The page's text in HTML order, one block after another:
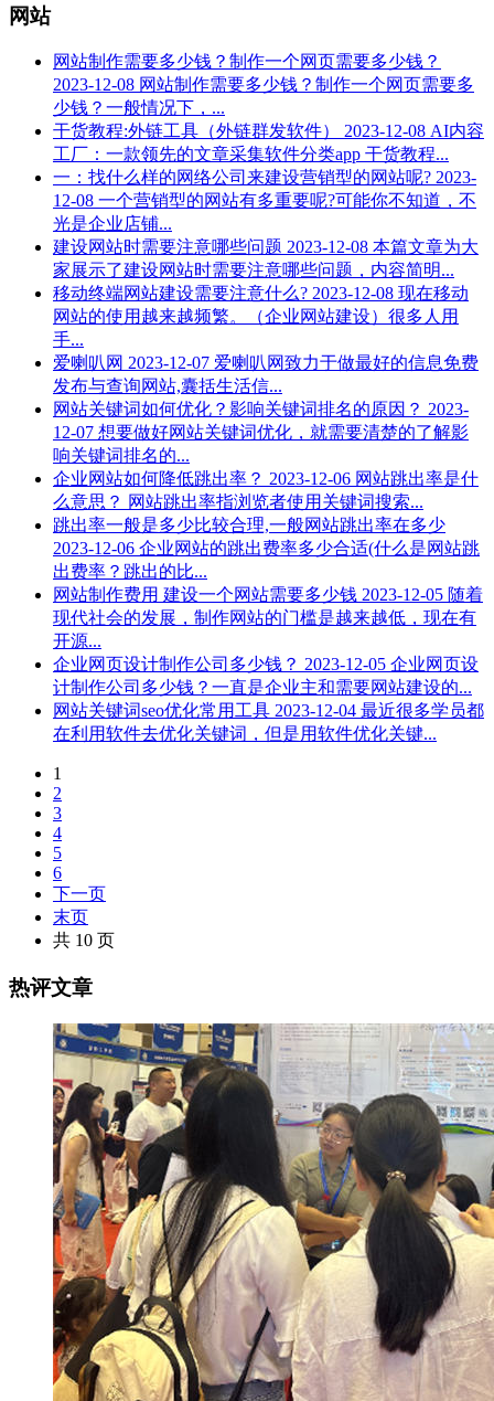
网站
网站制作需要多少钱？制作一个网页需要多少钱？
2023-12-08 网站制作需要多少钱？制作一个网页需要多
少钱？一般情况下，...
干货教程:外链工具（外链群发软件）
2023-12-08 AI内容
工厂：一款领先的文章采集软件分类app 干货教程...
一：找什么样的网络公司来建设营销型的网站呢? 2023-
12-08 一个营销型的网站有多重要呢?可能你不知道，不
光是企业店铺...
建设网站时需要注意哪些问题 2023-12-08 本篇文章为大
家展示了建设网站时需要注意哪些问题，内容简明...
移动终端网站建设需要注意什么? 2023-12-08 现在移动
网站的使用越来越频繁。（企业网站建设）很多人用
手...
爱喇叭网 2023-12-07 爱喇叭网致力于做最好的信息免费
发布与查询网站,囊括生活信...
网站关键词如何优化？影响关键词排名的原因？ 2023-
12-07 想要做好网站关键词优化，就需要清楚的了解影
响关键词排名的...
企业网站如何降低跳出率？ 2023-12-06 网站跳出率是什
么意思？ 网站跳出率指浏览者使用关键词搜索...
跳出率一般是多少比较合理,一般网站跳出率在多少
2023-12-06 企业网站的跳出费率多少合适(什么是网站跳
出费率？跳出的比...
网站制作费用 建设一个网站需要多少钱 2023-12-05 随着
现代社会的发展，制作网站的门槛是越来越低，现在有
开源...
企业网页设计制作公司多少钱？ 2023-12-05 企业网页设
计制作公司多少钱？一直是企业主和需要网站建设的...
网站关键词seo优化常用工具 2023-12-04 最近很多学员都
在利用软件去优化关键词，但是用软件优化关键...
1
2
3
4
5
6
下一页
末页
共 10 页
热评文章